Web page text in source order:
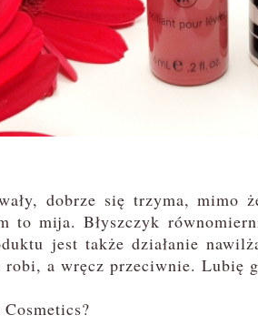
dobrze się trzyma, mimo
to mija. Błyszczyk
jest także działanie
a wręcz przeciwnie. Lubię